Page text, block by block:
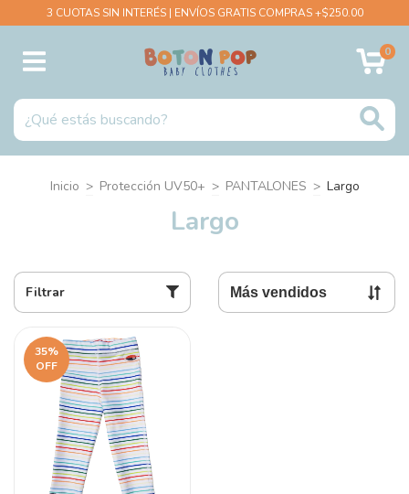
3 CUOTAS SIN INTERÉS | ENVÍOS GRATIS COMPRAS +$250.00
0
Inicio > Protección UV50+ > PANTALONES > Largo
Largo
Filtrar
35%
OFF